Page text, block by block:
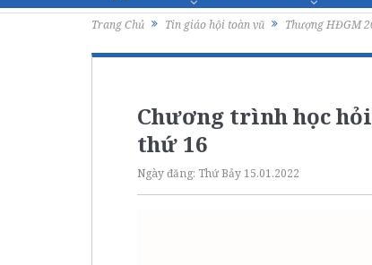
Trang Chủ Tin giáo hội toàn vũ Thượng HĐGM
Chương trình học
thứ 16
Ngày đăng: Thứ Bảy 15.01.2022